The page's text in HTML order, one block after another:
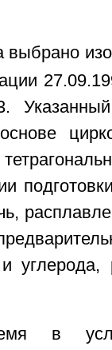
выбрано
углерода,
в